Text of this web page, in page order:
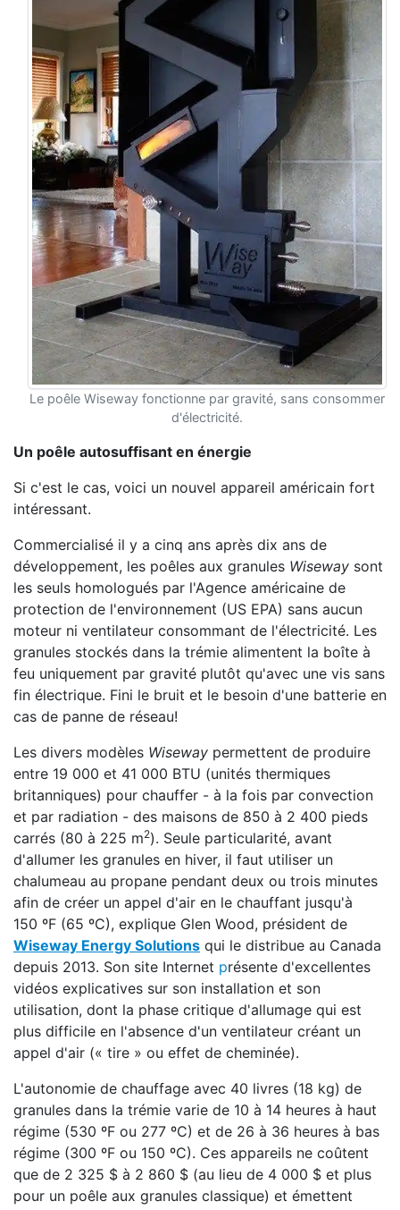
Le poêle Wiseway fonctionne par gravité, sans consommer
d'électricité.
Un poêle autosuffisant en énergie
Si c'est le cas, voici un nouvel appareil américain fort
intéressant.
Commercialisé il y a cinq ans après dix ans de
développement, les poêles aux granules Wiseway sont
les seuls homologués par l'Agence américaine de
protection de l'environnement (US EPA) sans aucun
moteur ni ventilateur consommant de l'électricité. Les
granules stockés dans la trémie alimentent la boîte à
feu uniquement par gravité plutôt qu'avec une vis sans
fin électrique. Fini le bruit et le besoin d'une batterie en
cas de panne de réseau!
Les divers modèles Wiseway permettent de produire
entre 19 000 et 41 000 BTU (unités thermiques
britanniques) pour chauffer - à la fois par convection
et par radiation - des maisons de 850 à 2 400 pieds
carrés (80 à 225 m2). Seule particularité, avant
d'allumer les granules en hiver, il faut utiliser un
chalumeau au propane pendant deux ou trois minutes
afin de créer un appel d'air en le chauffant jusqu'à
150 ºF (65 ºC), explique Glen Wood, président de
Wiseway Energy Solutions qui le distribue au Canada
depuis 2013. Son site Internet présente d'excellentes
vidéos explicatives sur son installation et son
utilisation, dont la phase critique d'allumage qui est
plus difficile en l'absence d'un ventilateur créant un
appel d'air (« tire » ou effet de cheminée).
L'autonomie de chauffage avec 40 livres (18 kg) de
granules dans la trémie varie de 10 à 14 heures à haut
régime (530 ºF ou 277 ºC) et de 26 à 36 heures à bas
régime (300 ºF ou 150 ºC). Ces appareils ne coûtent
que de 2 325 $ à 2 860 $ (au lieu de 4 000 $ et plus
pour un poêle aux granules classique) et émettent